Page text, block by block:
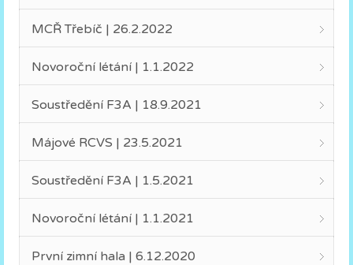
MCŘ Třebíč | 26.2.2022
Novoroční létání | 1.1.2022
Soustředění F3A | 18.9.2021
Májové RCVS | 23.5.2021
Soustředění F3A | 1.5.2021
Novoroční létání | 1.1.2021
První zimní hala | 6.12.2020